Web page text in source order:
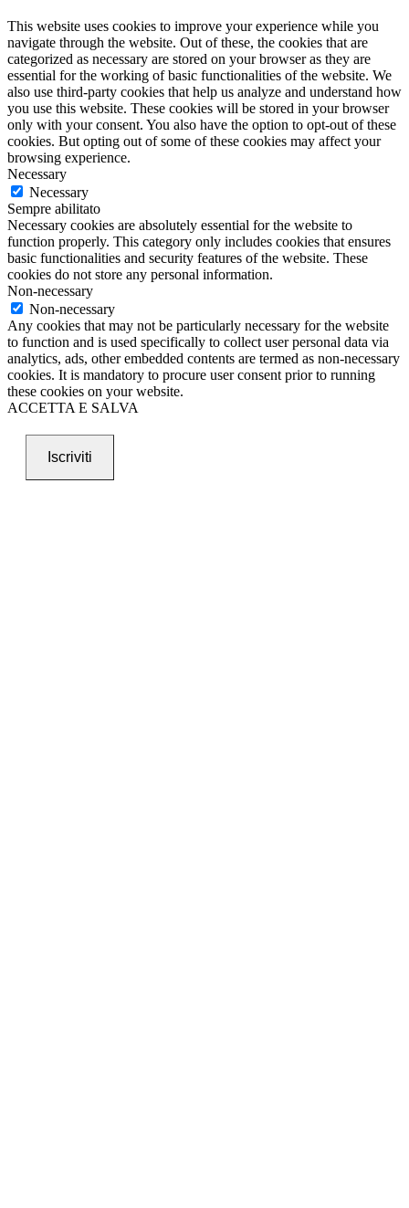
This website uses cookies to improve your experience while you
navigate through the website. Out of these, the cookies that are
categorized as necessary are stored on your browser as they are
essential for the working of basic functionalities of the website. We
also use third-party cookies that help us analyze and understand how
you use this website. These cookies will be stored in your browser
only with your consent. You also have the option to opt-out of these
cookies. But opting out of some of these cookies may affect your
browsing experience.
Necessary
Necessary
Sempre abilitato
Necessary cookies are absolutely essential for the website to
function properly. This category only includes cookies that ensures
basic functionalities and security features of the website. These
cookies do not store any personal information.
Non-necessary
Non-necessary
Any cookies that may not be particularly necessary for the website
to function and is used specifically to collect user personal data via
analytics, ads, other embedded contents are termed as non-necessary
cookies. It is mandatory to procure user consent prior to running
these cookies on your website.
ACCETTA E SALVA
Iscriviti